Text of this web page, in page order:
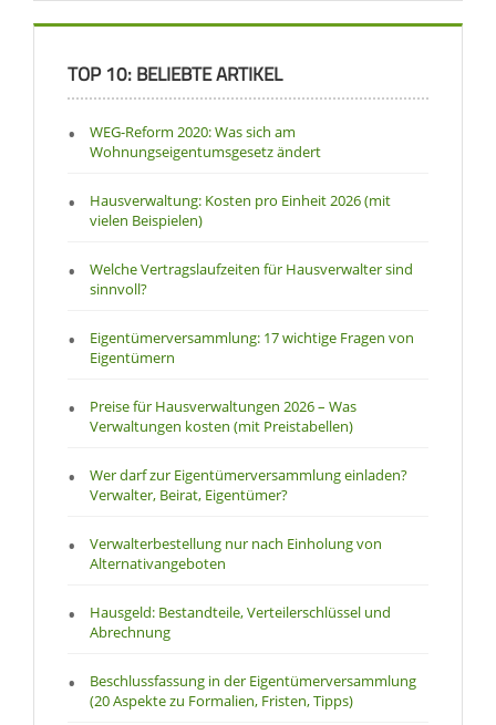
TOP 10: BELIEBTE ARTIKEL
WEG-Reform 2020: Was sich am
Wohnungseigentumsgesetz ändert
Hausverwaltung: Kosten pro Einheit 2026 (mit
vielen Beispielen)
Welche Vertragslaufzeiten für Hausverwalter sind
sinnvoll?
Eigentümerversammlung: 17 wichtige Fragen von
Eigentümern
Preise für Hausverwaltungen 2026 – Was
Verwaltungen kosten (mit Preistabellen)
Wer darf zur Eigentümerversammlung einladen?
Verwalter, Beirat, Eigentümer?
Verwalterbestellung nur nach Einholung von
Alternativangeboten
Hausgeld: Bestandteile, Verteilerschlüssel und
Abrechnung
Beschlussfassung in der Eigentümerversammlung
(20 Aspekte zu Formalien, Fristen, Tipps)